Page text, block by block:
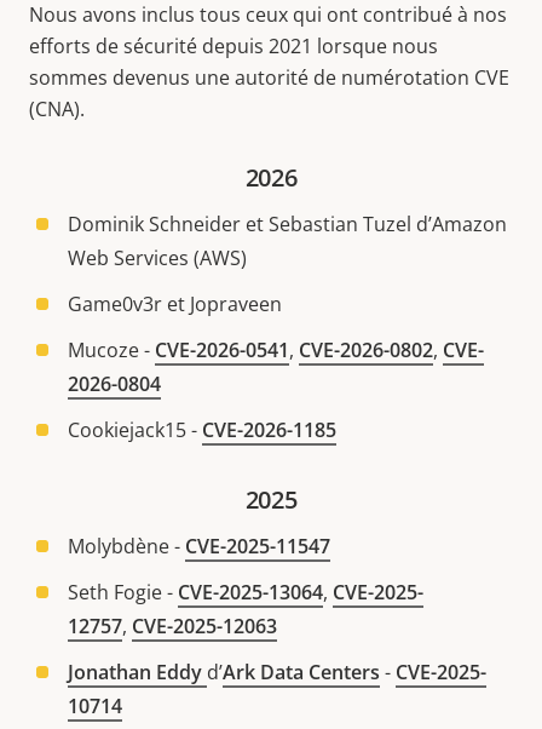
Nous avons inclus tous ceux qui ont contribué à nos
efforts de sécurité depuis 2021 lorsque nous
sommes devenus une autorité de numérotation CVE
(CNA).
2026
Dominik Schneider et Sebastian Tuzel d’Amazon
Web Services (AWS)
Game0v3r et Jopraveen
Mucoze - CVE-2026-0541, CVE-2026-0802, CVE-
2026-0804
Cookiejack15 - CVE-2026-1185
2025
Molybdène - CVE-2025-11547
Seth Fogie - CVE-2025-13064, CVE-2025-
12757, CVE-2025-12063
Jonathan Eddy d’Ark Data Centers - CVE-2025-
10714